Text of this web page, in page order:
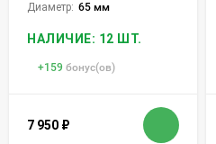
Диаметр: 65 мм
НАЛИЧИЕ: 12 ШТ.
+159 бонус(ов)
7 950 ₽